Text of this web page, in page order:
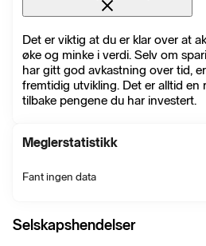
Det er viktig at du er klar over at
øke og minke i verdi. Selv om
har gitt god avkastning over tid,
fremtidig utvikling. Det er alltid en
tilbake pengene du har investert.
Meglerstatistikk
Fant ingen data
Selskapshendelser